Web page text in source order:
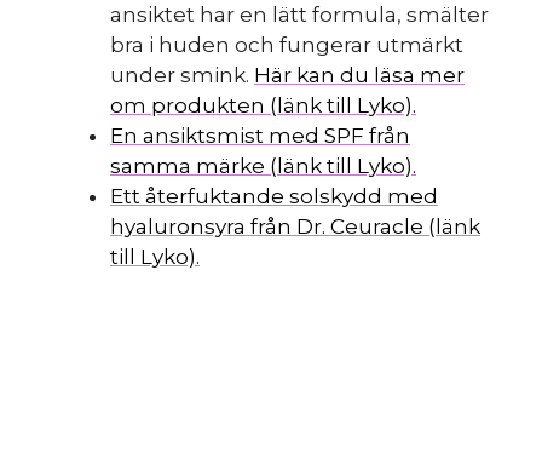
ansiktet har en lätt formula, smälter
bra i huden och fungerar utmärkt
under smink. Här kan du läsa mer
om produkten (länk till Lyko).
En ansiktsmist med SPF från
samma märke (länk till Lyko).
Ett återfuktande solskydd med
hyaluronsyra från Dr. Ceuracle (länk
till Lyko).